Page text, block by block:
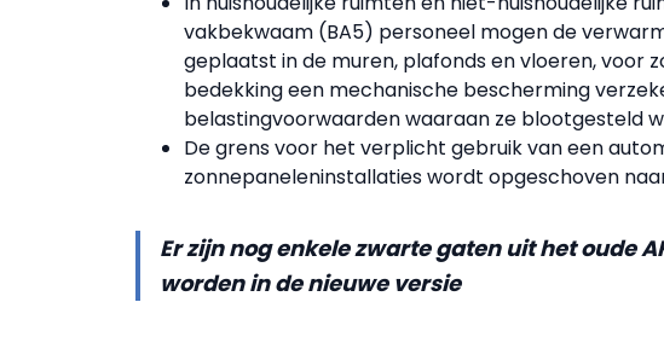
vakbekwaam (BA5) personeel mogen de
geplaatst in de muren, plafonds en vloeren, voor
bedekking een mechanische bescherming
belastingvoorwaarden waaraan ze blootgesteld
De grens voor het verplicht gebruik van een
zonnepaneleninstallaties wordt opgeschoven
Er zijn nog enkele zwarte gaten uit het oude
worden in de nieuwe versie